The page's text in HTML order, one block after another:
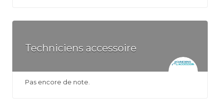
Techniciens accessoire
Pas encore de note.